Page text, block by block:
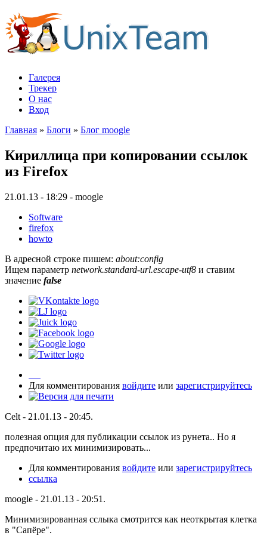
Галерея
Трекер
О нас
Вход
Главная » Блоги » Блог moogle
Кириллица при копировании ссылок
из Firefox
21.01.13 - 18:29 - moogle
Software
firefox
howto
В адресной строке пишем: about:config
Ищем параметр network.standard-url.escape-utf8 и ставим
значение false
Для комментирования войдите или зарегистрируйтесь
Celt - 21.01.13 - 20:45.
полезная опция для публикации ссылок из рунета.. Но я
предпочитаю их минимизировать...
Для комментирования войдите или зарегистрируйтесь
cсылка
moogle - 21.01.13 - 20:51.
Минимизированная сслыка смотрится как неоткрытая клетка
в "Сапёре".